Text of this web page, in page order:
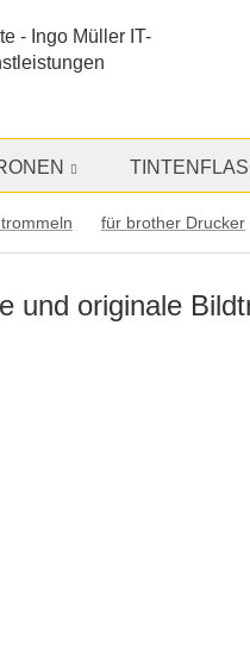
für brother Drucker
und originale